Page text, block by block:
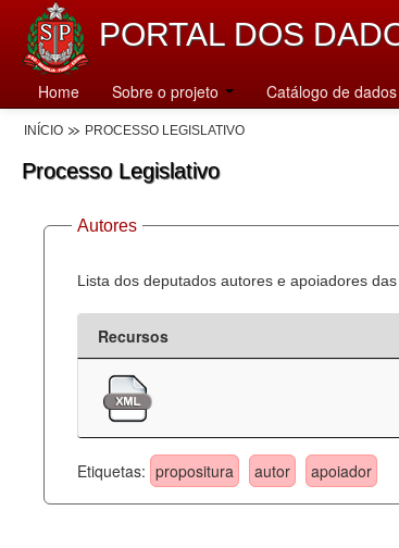
PORTAL DOS
Home Sobre o projeto Catálogo de dados
INÍCIO PROCESSO LEGISLATIVO
Processo Legislativo
Autores
Lista dos deputados autores e apoiadores
Recursos
Etiquetas: propositura autor apoiador